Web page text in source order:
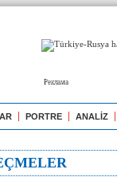
Реклама
PORTRE ANALİZ